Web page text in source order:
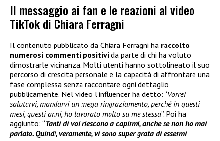
Il messaggio ai fan e le reazioni al video
TikTok di Chiara Ferragni
Il contenuto pubblicato da Chiara Ferragni ha raccolto
numerosi commenti positivi da parte di chi ha voluto
dimostrarle vicinanza. Molti utenti hanno sottolineato il suo
percorso di crescita personale e la capacità di affrontare una
fase complessa senza raccontare ogni dettaglio
pubblicamente. Nel video l’influencer ha detto: “Vorrei
salutarvi, mandarvi un mega ringraziamento, perché in questi
mesi, questi anni, ho lavorato molto su me stessa”. Poi ha
aggiunto: “Tanti di voi riescono a capirmi, anche se non ho mai
parlato. Quindi, veramente, vi sono super grata di essermi